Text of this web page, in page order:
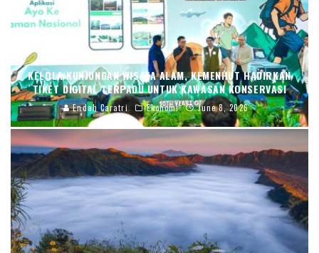
KELOLA KUNJUNGAN WISATA ALAM, KEMENHUT HADIRKAN
TIKET DIGITAL TERPADU UNTUK KAWASAN KONSERVASI
Endah Caratri Ekonomi June 8, 2026